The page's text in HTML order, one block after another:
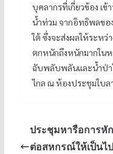
บุคลากรที่เกี่ยวข้อง เข้
น้ำท่วม จากอิทธิพลขอ
ใต้ ซึ่งจะส่งผลให้ระหว่
ตกหนักถึงหนักมากใน
ฉับพลับพลันและน้ำป่า
ไกล ณ ห้องประชุมใบล
ประชุมหารือการหั
ต่อสหกรณ์ให้เป็นไ